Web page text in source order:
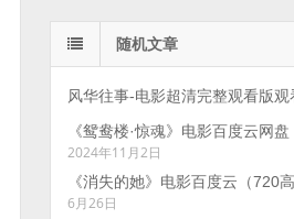
随机文章
风华往事-电影超清完整观看版
《鸳鸯楼·惊魂》电影百度云网
2024年11月2日
《消失的她》电影百度云（720
6月26日